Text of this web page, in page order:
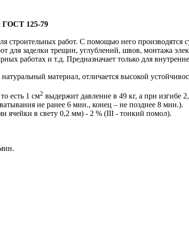
ГОСТ 125-79
строительных работ. С помощью него производятся
для заделки трещин, углублений, швов, монтажа
работах и т.д. Предназначает только для
материал, отличается высокой
есть 1 см2 выдержит давление в 49 кг, а при изгибе
не ранее 6 мин., конец – не позднее 8 мин.).
ячейки в свету 0,2 мм) - 2 % (III - тонкий помол).